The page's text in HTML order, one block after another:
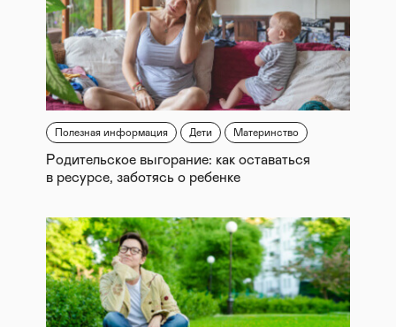
Полезная информация Дети Материнство
Родительское выгорание: как оставаться
в ресурсе, заботясь о ребенке